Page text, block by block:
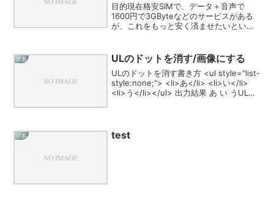
目的現在格安SIMで、データ＋音声で
1600円で3GByteなどのサービスがある
が、これをもっと安く済ませたいという
も、Wifi端末で喋れてSIPクライアントが
インスト...
IT系 ULのドットを消す/画像にする
ULのドットを消す書き方 <ul style="list-
style:none;"> <li>あ</li> <li>い</li>
<li>う</li></ul> 出力結果 あ い うULの
IT系 test